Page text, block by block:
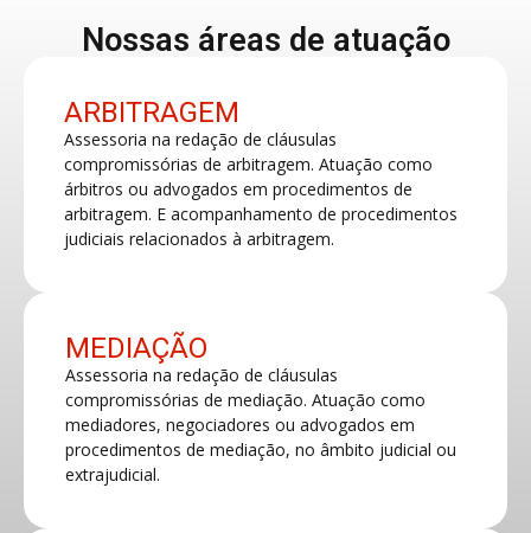
Nossas áreas de atuação
ARBITRAGEM
Assessoria na redação de cláusulas
compromissórias de arbitragem. Atuação como
árbitros ou advogados em procedimentos de
arbitragem. E acompanhamento de procedimentos
judiciais relacionados à arbitragem.
MEDIAÇÃO
Assessoria na redação de cláusulas
compromissórias de mediação. Atuação como
mediadores, negociadores ou advogados em
procedimentos de mediação, no âmbito judicial ou
extrajudicial.​